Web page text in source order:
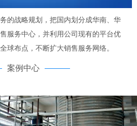
的战略规划，把国内划分成华南、华
服务中心，并利用公司现有的平台优
球布点，不断扩大销售服务网络。
案例中心